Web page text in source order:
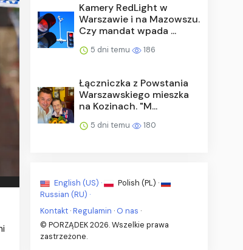
Kamery RedLight w
Warszawie i na Mazowszu.
Czy mandat wpada ...
5 dni temu 186
Łączniczka z Powstania
Warszawskiego mieszka
na Kozinach. "M...
5 dni temu 180
English (US) ·
Polish (PL) ·
Russian (RU) ·
Kontakt ·Regulamin · O nas ·
© PORZĄDEK 2026. Wszelkie prawa
zastrzeżone.